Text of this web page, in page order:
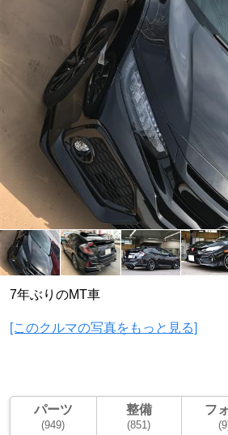
7年ぶりのMT車
[このクルマの写真をもっと見る]
パーツ
(949)
整備
(851)
フ